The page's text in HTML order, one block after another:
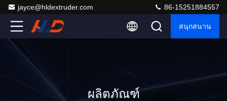
jayce@hldextruder.com 86-15251884557
สนุกสนาน
ผลิตภัณฑ์